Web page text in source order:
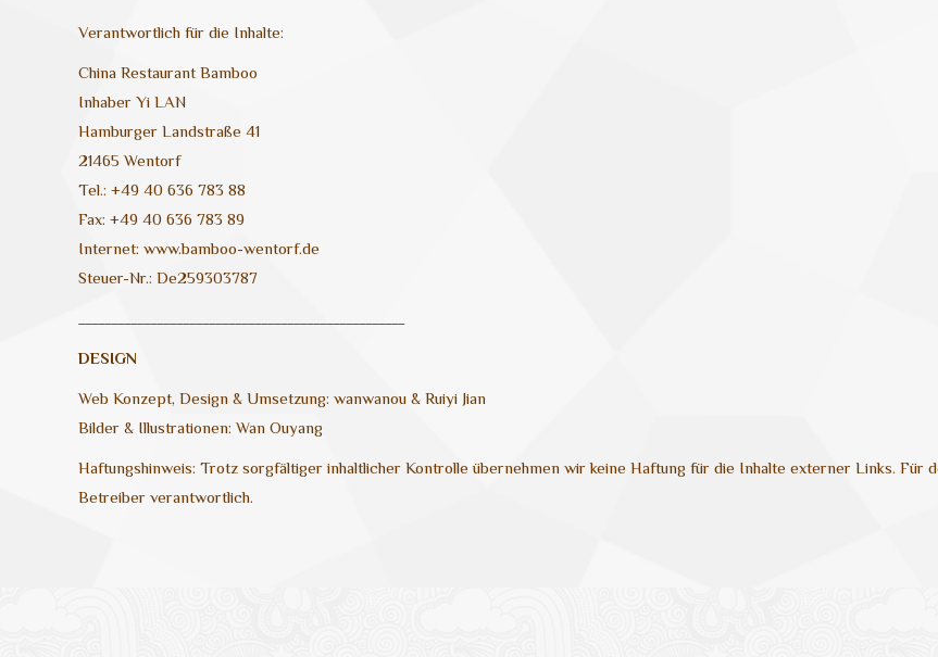
Verantwortlich für die Inhalte:
China Restaurant Bamboo
Inhaber Yi LAN
Hamburger Landstraße 41
21465 Wentorf
Tel.: +49 40 636 783 88
Fax: +49 40 636 783 89
Internet: www.bamboo-wentorf.de
Steuer-Nr.: De259303787
DESIGN
Web Konzept, Design & Umsetzung: wanwanou & Ruiyi Jian
Bilder & Illustrationen: Wan Ouyang
Haftungshinweis: Trotz sorgfältiger inhaltlicher Kontrolle übernehmen wir keine Haftung für die Inhalte externer Links. Für
Betreiber verantwortlich.